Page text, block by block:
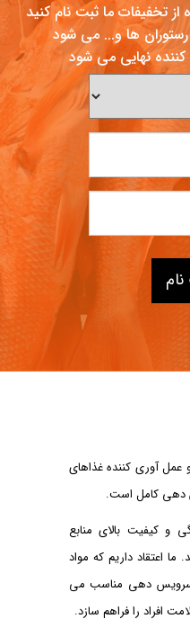
تخفیفات ما ثبت نام کنید
ها و... می شود
نهایی می شود
عمل آوری کننده غذاهای
و کیفیت بالای منابع
اعتقاد داریم که مواد
سرویس دهی مناسب می
افراد را فراهم سازد.